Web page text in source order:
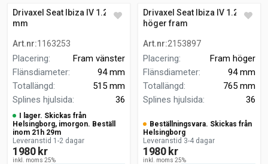
Drivaxel Seat Ibiza IV 1.2 515
mm
Art.nr:1163253
Placering:
Fram vänster
Flänsdiameter:
94 mm
Totallängd:
515 mm
Splines hjulsida: 36
I lager. Skickas från
Helsingborg, imorgon. Beställ
inom 21h 29m
Leveranstid 1-2 dagar
1980 kr
inkl. moms 25%
Drivaxel Seat Ibiza IV 1.2
höger fram
Art.nr:2153897
Placering:
Fram höger
Flänsdiameter:
94 mm
Totallängd:
765 mm
Splines hjulsida: 36
Beställningsvara. Skickas från
Helsingborg
Leveranstid 3-4 dagar
1980 kr
inkl. moms 25%